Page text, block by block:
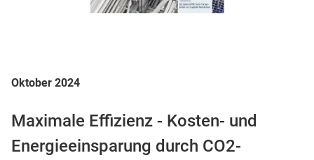
Oktober 2024
Maximale Effizienz - Kosten- und
Energieeinsparung durch CO2-